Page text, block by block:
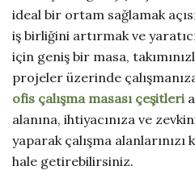
ideal bir ortam sağlamak
iş birliğini artırmak ve
için geniş bir masa,
projeler üzerinde
ofis çalışma masası çeşitleri
alanına, ihtiyacınıza ve
yaparak çalışma
hale getirebilirsiniz.